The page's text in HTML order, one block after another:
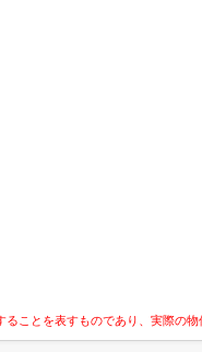
ことを表すものであり、実際の物